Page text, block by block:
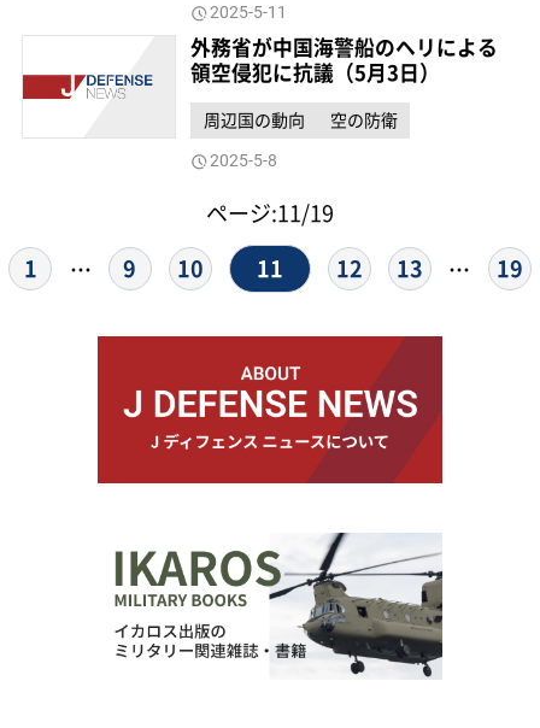
2025-5-11
外務省が中国海警船のヘリによる
領空侵犯に抗議（5月3日）
周辺国の動向 空の防衛
2025-5-8
ページ:11/19
1
… 9 10 11 12 13 … 19